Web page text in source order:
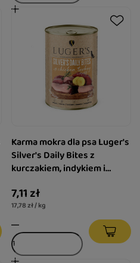
Karma mokra dla psa Luger's
Silver's Daily Bites z
kurczakiem, indykiem i
7,11 zł
17,78 zł / kg